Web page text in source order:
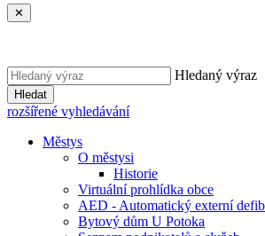
✕
Hledaný výraz
Hledat
rozšířené vyhledávání
Městys
O městysi
Historie
Virtuální prohlídka obce
AED - Automatický externí
Bytový dům U Potoka